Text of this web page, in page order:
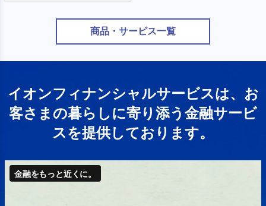
商品・サービス一覧
イオンフィナンシャルサービスは、お
客さまの暮らしに寄り添う金融サービ
スを提供しております。